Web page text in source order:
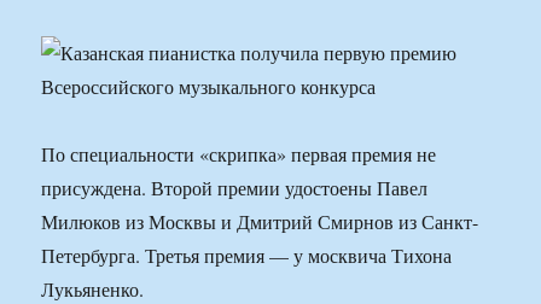
По специальности «скрипка» первая премия не
присуждена. Второй премии удостоены Павел
Милюков из Москвы и Дмитрий Смирнов из Санкт-
Петербурга. Третья премия — у москвича Тихона
Лукьяненко.